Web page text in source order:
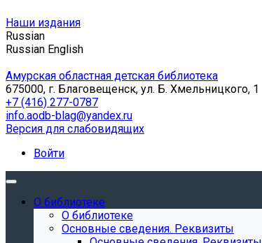
Наши издания
Russian
Russian English
Амурская областная детская библиотека
675000, г. Благовещенск, ул. Б. Хмельницкого, 1
+7 (416) 277-0787
info.aodb-blag@yandex.ru
Версия для слабовидящих
Войти
О библиотеке
О библиотеке
Основные сведения. Реквизиты